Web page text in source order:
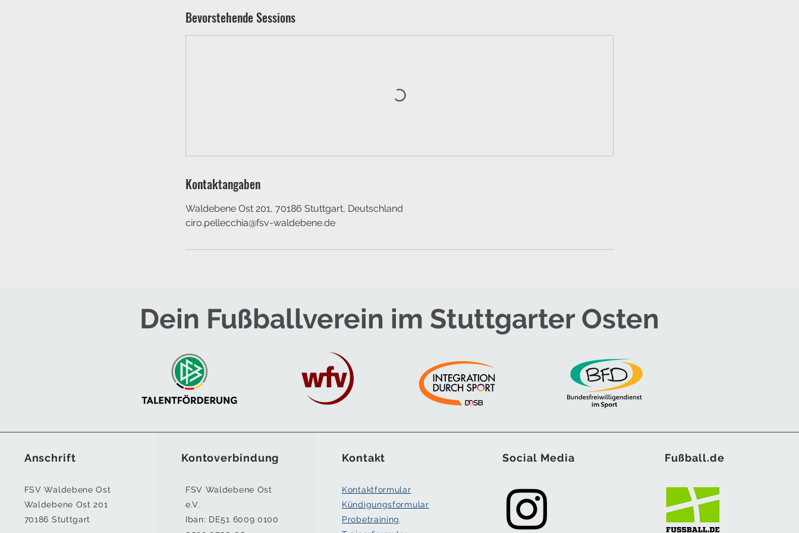
Bevorstehende Sessions
Kontaktangaben
Waldebene Ost 201, 70186 Stuttgart, Deutschland
ciro.pellecchia@fsv-waldebene.de
Dein Fußballverein im Stuttgarter Osten
Anschrift
FSV Waldebene Ost
Waldebene Ost 201
70186 Stuttgart
Kontoverbindung
FSV Waldebene Ost
e.V.
Iban: DE51 6009 0100
Kontakt
Kontaktformular
Kündigungsformular
Probetraining
Social Media Fußball.de